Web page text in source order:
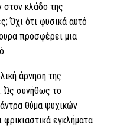
στον κλάδο της
Όχι ότι φυσικά αυτό
προσφέρει μια
άρνηση της
Ώς συνήθως το
θύμα ψυχικών
εγκλήματα